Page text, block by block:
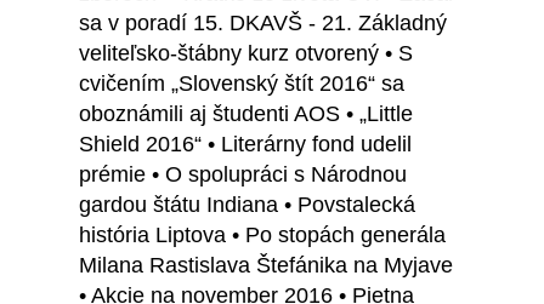
sa v poradí 15. DKAVŠ - 21. Základný
veliteľsko-štábny kurz otvorený • S
cvičením „Slovenský štít 2016“ sa
oboznámili aj študenti AOS • „Little
Shield 2016“ • Literárny fond udelil
prémie • O spolupráci s Národnou
gardou štátu Indiana • Povstalecká
história Liptova • Po stopách generála
Milana Rastislava Štefánika na Myjave
• Akcie na november 2016 • Pietna